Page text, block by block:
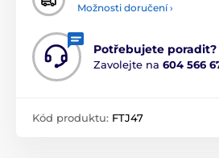
Možnosti doručení ›
Potřebujete poradit?
Zavolejte na 604 566
Kód produktu: FTJ47